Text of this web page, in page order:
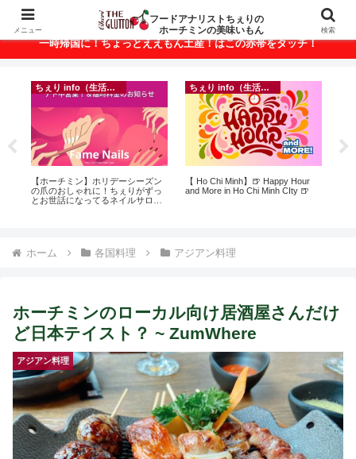
ベトナム・ホーチミンの美味いもんが満載！
一時帰国に！ちょっとええもん土産！はこの赤帯をタッチ！
ちぇり info（生活情報）
【ホーチミン】ホリデーシーズン
の爪のおしゃれに！ちぇりがずっ
とお世話になってるネイルサロン
ちぇり info（生活情報）
【 Ho Chi Minh】🍺 Happy Hour
and More in Ho Chi Minh CIty 🍺
ホーム 各国料理 アジアン料理
ホーチミンのローカル向け居酒屋さんだけ
ど日本テイスト？ ~ ZumWhere
アジアン料理
メニュー
フードアナリストちぇりの
ホーチミンの美味いもん
検索